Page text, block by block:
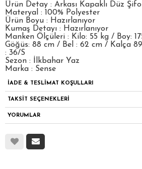
Ürün Detay : Arkası Kapaklı Düz
Materyal : 100% Polyester
Ürün Boyu : Hazırlanıyor
Kumaş Detayı : Hazırlanıyor
Manken Ölçüleri : Kilo: 55 kg / Boy:
Göğüs: 88 cm / Bel : 62 cm / Kalça
: 36/S
Sezon : İlkbahar Yaz
Marka : Sense
İADE & TESLİMAT KOŞULLARI
TAKSİT SEÇENEKLERİ
YORUMLAR